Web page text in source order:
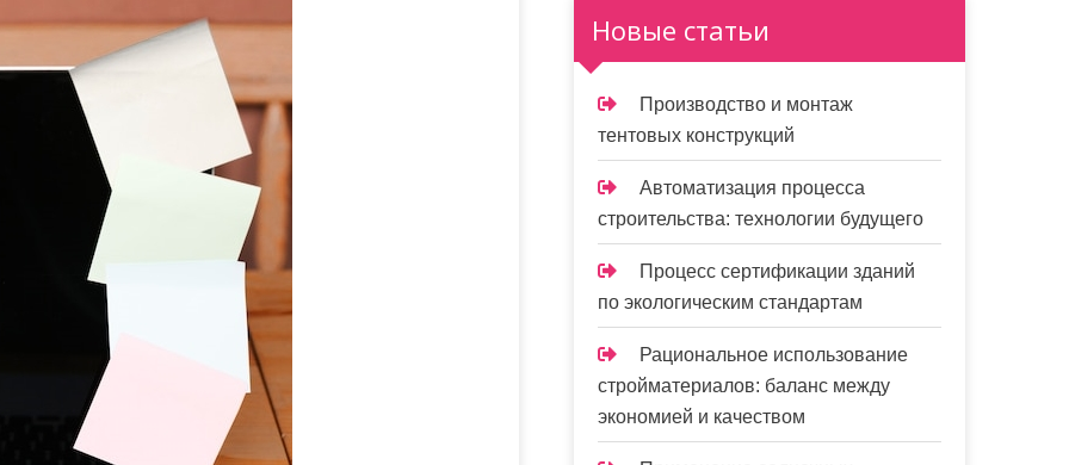
Новые статьи
Производство и монтаж
тентовых конструкций
Автоматизация процесса
строительства: технологии будущего
Процесс сертификации зданий
по экологическим стандартам
Рациональное использование
стройматериалов: баланс между
экономией и качеством